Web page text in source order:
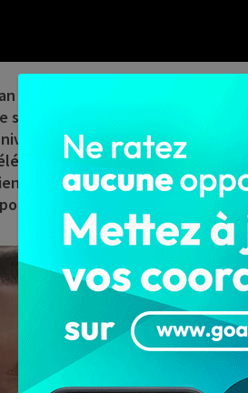
jour pour jour que l’ex-député
ses ancêtres, après un exil
de son come-back au
à l’église catholique Sacré
l’ancien député a été honoré
la circonstance.